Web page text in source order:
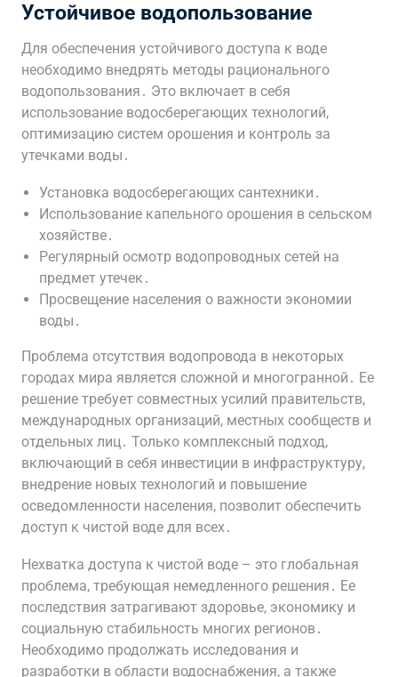
Устойчивое водопользование
Для обеспечения устойчивого доступа к воде
необходимо внедрять методы рационального
водопользования․ Это включает в себя
использование водосберегающих технологий,
оптимизацию систем орошения и контроль за
утечками воды․
Установка водосберегающих сантехники․
Использование капельного орошения в сельском
хозяйстве․
Регулярный осмотр водопроводных сетей на
предмет утечек․
Просвещение населения о важности экономии
воды․
Проблема отсутствия водопровода в некоторых
городах мира является сложной и многогранной․ Ее
решение требует совместных усилий правительств,
международных организаций, местных сообществ и
отдельных лиц․ Только комплексный подход,
включающий в себя инвестиции в инфраструктуру,
внедрение новых технологий и повышение
осведомленности населения, позволит обеспечить
доступ к чистой воде для всех․
Нехватка доступа к чистой воде – это глобальная
проблема, требующая немедленного решения․ Ее
последствия затрагивают здоровье, экономику и
социальную стабильность многих регионов․
Необходимо продолжать исследования и
разработки в области водоснабжения, а также